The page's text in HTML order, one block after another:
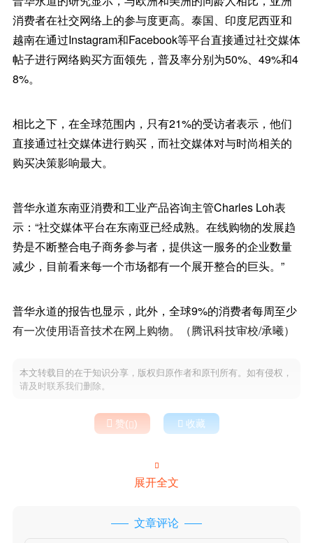
消费者在社交网络上的参与度更高。泰国、印度尼西亚和
越南在通过Instagram和Facebook等平台直接通过社交媒体
帖子进行网络购买方面领先，普及率分别为50%、49%和4
8%。
相比之下，在全球范围内，只有21%的受访者表示，他们
直接通过社交媒体进行购买，而社交媒体对与时尚相关的
购买决策影响最大。
普华永道东南亚消费和工业产品咨询主管Charles Loh表
示：“社交媒体平台在东南亚已经成熟。在线购物的发展趋
势是不断整合电子商务参与者，提供这一服务的企业数量
减少，目前看来每一个市场都有一个展开整合的巨头。”
普华永道的报告也显示，此外，全球9%的消费者每周至少
有一次使用语音技术在网上购物。（腾讯科技审校/承曦）
本文转载目的在于知识分享，版权归原作者和原刊所有。如有侵权，
请及时联系我们删除。
 赞()  收藏

展开全文
文章评论